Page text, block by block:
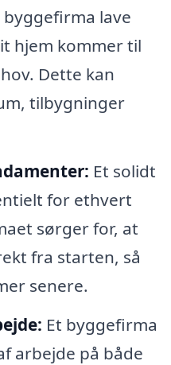
lave
hjem kommer til
Dette kan
tilbygninger
Et solidt
for ethvert
sørger for, at
fra starten, så
senere.
Et byggefirma
arbejde på både